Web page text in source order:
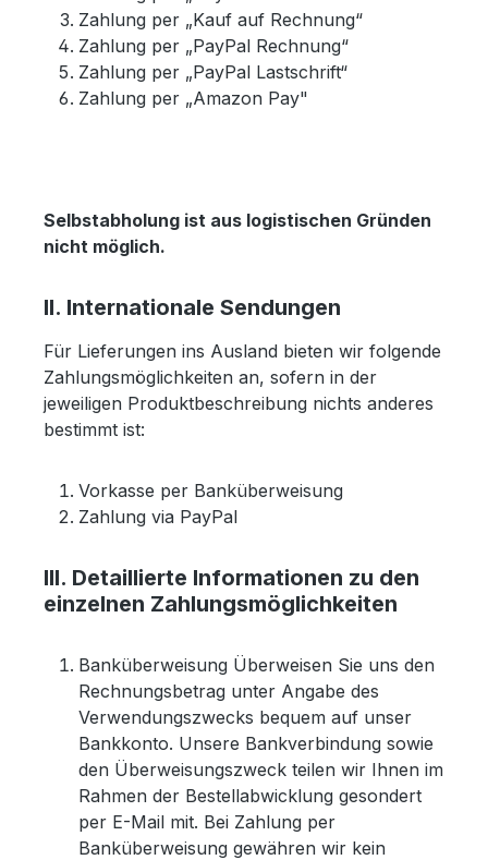
Zahlung per „Kauf auf Rechnung“
Zahlung per „PayPal Rechnung“
Zahlung per „PayPal Lastschrift“
Zahlung per „Amazon Pay"
Selbstabholung ist aus logistischen Gründen
nicht möglich.
II. Internationale Sendungen
Für Lieferungen ins Ausland bieten wir folgende
Zahlungsmöglichkeiten an, sofern in der
jeweiligen Produktbeschreibung nichts anderes
bestimmt ist:
Vorkasse per Banküberweisung
Zahlung via PayPal
III. Detaillierte Informationen zu den
einzelnen Zahlungsmöglichkeiten
Banküberweisung Überweisen Sie uns den
Rechnungsbetrag unter Angabe des
Verwendungszwecks bequem auf unser
Bankkonto. Unsere Bankverbindung sowie
den Überweisungszweck teilen wir Ihnen im
Rahmen der Bestellabwicklung gesondert
per E-Mail mit. Bei Zahlung per
Banküberweisung gewähren wir kein